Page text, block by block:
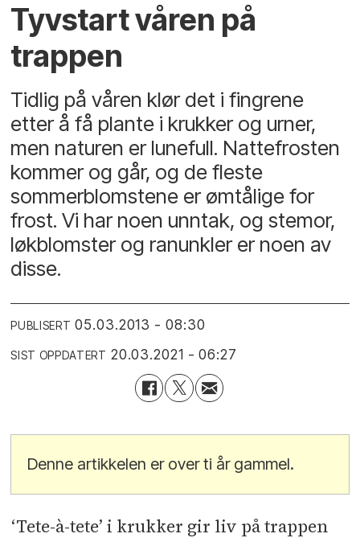
Tyvstart våren på
trappen
Tidlig på våren klør det i fingrene
etter å få plante i krukker og urner,
men naturen er lunefull. Nattefrosten
kommer og går, og de fleste
sommerblomstene er ømtålige for
frost. Vi har noen unntak, og stemor,
løkblomster og ranunkler er noen av
disse.
PUBLISERT 05.03.2013 - 08:30
SIST OPPDATERT 20.03.2021 - 06:27
Denne artikkelen er over ti år gammel.
‘Tete-à-tete’ i krukker gir liv på trappen